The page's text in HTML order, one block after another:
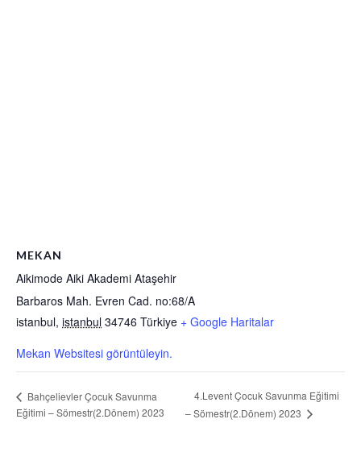
MEKAN
Aikimode Aiki Akademi Ataşehir
Barbaros Mah. Evren Cad. no:68/A
istanbul, istanbul 34746 Türkiye + Google Haritalar
Mekan Websitesi görüntüleyin.
Bahçelievler Çocuk Savunma
Eğitimi – Sömestr(2.Dönem) 2023
4.Levent Çocuk Savunma Eğitimi
– Sömestr(2.Dönem) 2023